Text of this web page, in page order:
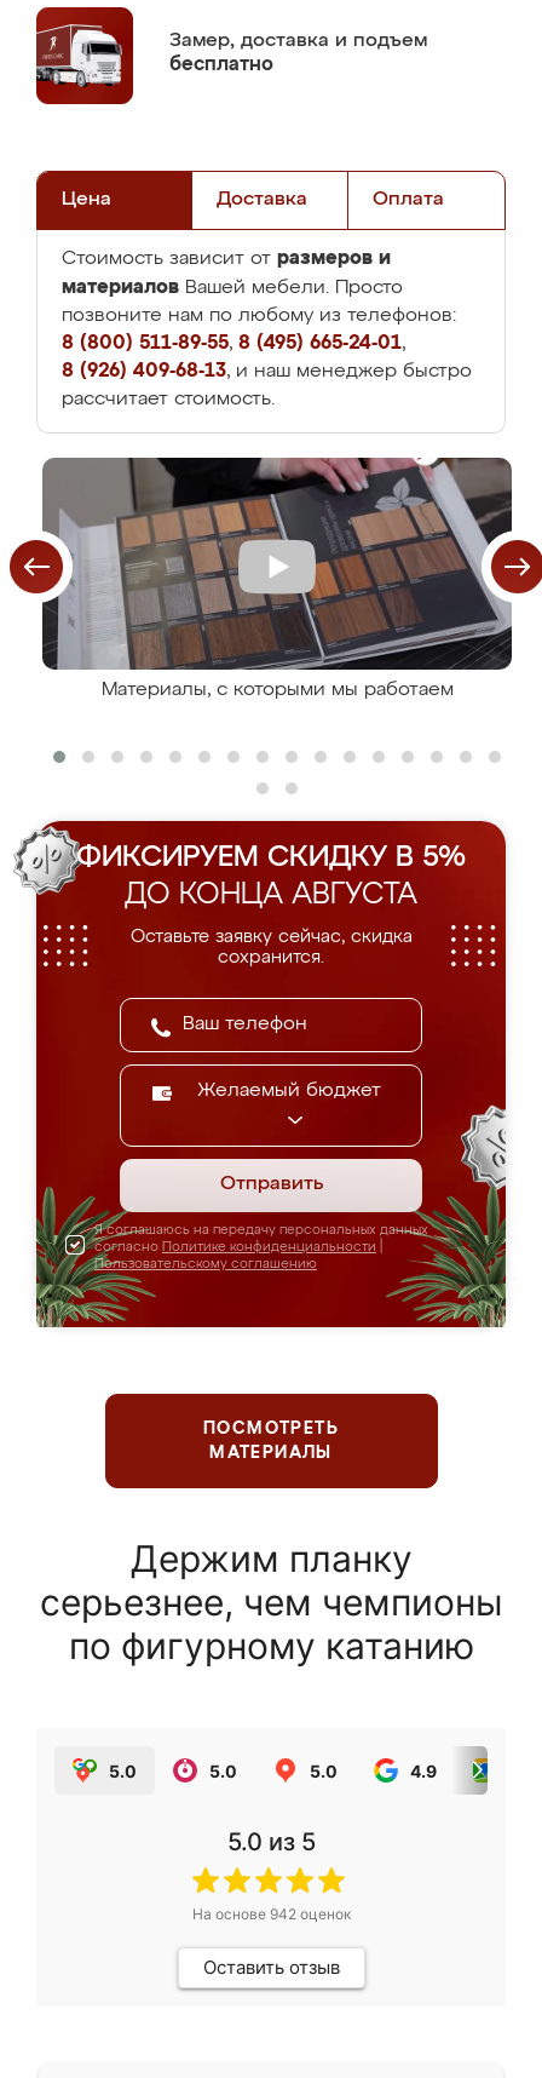
Замер, доставка и подъем
бесплатно
Цена Доставка Оплата
Стоимость зависит от размеров и
материалов Вашей мебели. Просто
позвоните нам по любому из телефонов:
8 (800) 511-89-55, 8 (495) 665-24-01,
8 (926) 409-68-13, и наш менеджер быстро
рассчитает стоимость.
Материалы, с которыми мы работаем
ФИКСИРУЕМ СКИДКУ В 5%
ДО КОНЦА АВГУСТА
Оставьте заявку сейчас, скидка
сохранится.
Желаемый бюджет
Отправить
Я соглашаюсь на передачу персональных данных
согласно Политике конфиденциальности
Пользовательскому соглашению
ПОСМОТРЕТЬ
МАТЕРИАЛЫ
Держим планку
серьезнее, чем чемпионы
по фигурному катанию
5.0 5.0 5.0 4.9
5.0 из 5
На основе 942оценок
Оставить отзыв